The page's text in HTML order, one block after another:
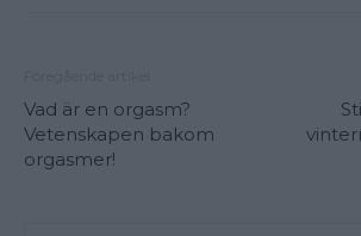
Vad är en orgasm?
Vetenskapen bakom
orgasmer!